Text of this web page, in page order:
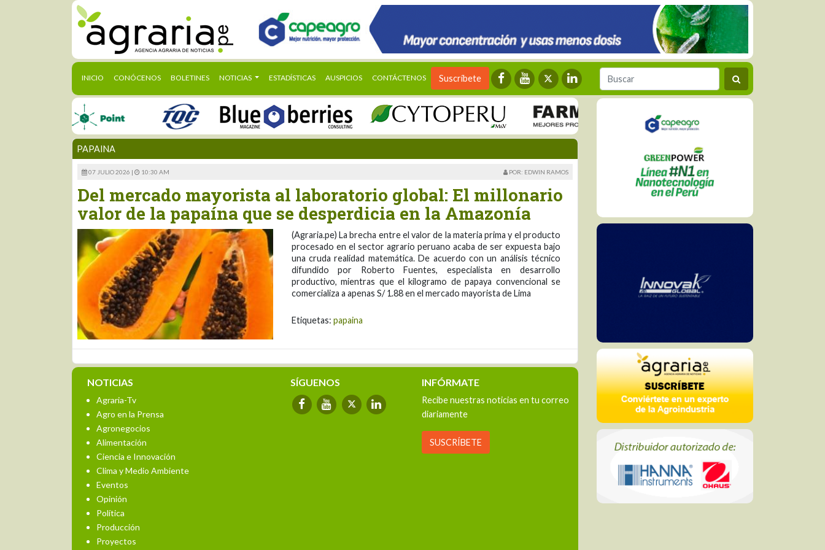
INICIO (CURRENT)
CONÓCENOS BOLETINES NOTICIAS ESTADÍSTICAS AUSPICIOS CONTÁCTENOS Suscríbete
PAPAINA
07 JULIO 2026 | 10:30 AM POR: EDWIN RAMOS
Del mercado mayorista al laboratorio global: El millonario
valor de la papaína que se desperdicia en la Amazonía
(Agraria.pe) La brecha entre el valor de la materia prima y el producto
procesado en el sector agrario peruano acaba de ser expuesta bajo
una cruda realidad matemática. De acuerdo con un análisis técnico
difundido por Roberto Fuentes, especialista en desarrollo
productivo, mientras que el kilogramo de papaya convencional se
comercializa a apenas S/ 1.88 en el mercado mayorista de Lima
Etiquetas: papaina
NOTICIAS
Agraria-Tv
Agro en la Prensa
Agronegocios
Alimentación
Ciencia e Innovación
Clima y Medio Ambiente
Eventos
Opinión
Política
Producción
Proyectos
SÍGUENOS INFÓRMATE
Recibe nuestras noticias en tu correo
diariamente
SUSCRÍBETE